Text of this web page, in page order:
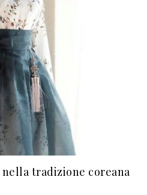
nella tradizione coreana